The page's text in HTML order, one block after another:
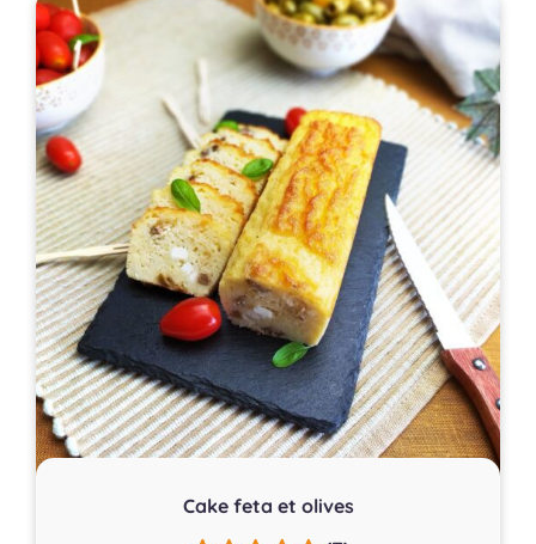
Cake feta et olives